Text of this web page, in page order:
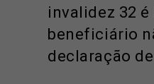
invalidez 32
beneficiário
declaração